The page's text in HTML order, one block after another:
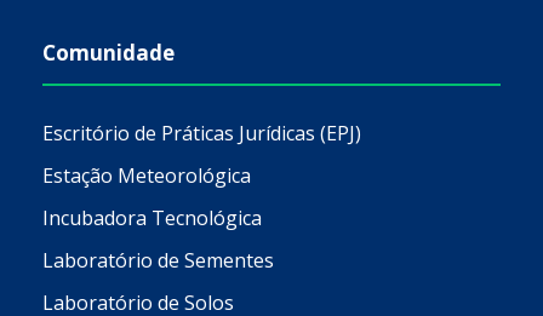
Comunidade
Escritório de Práticas Jurídicas (EPJ)
Estação Meteorológica
Incubadora Tecnológica
Laboratório de Sementes
Laboratório de Solos